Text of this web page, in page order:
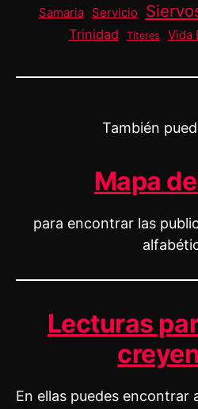
Samaria
Servicio
Trinidad Títeres Vida
También
Mapa
para encontrar las
Lecturas
En ellas puedes encontrar